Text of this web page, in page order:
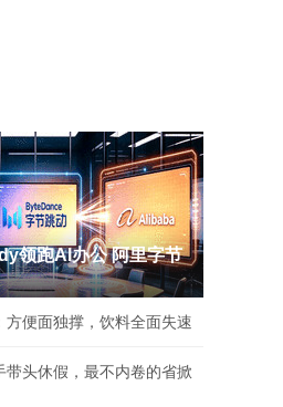
领跑AI办公 阿里字节
方便面独撑，饮料全面失速
带头休假，最不内卷的省掀